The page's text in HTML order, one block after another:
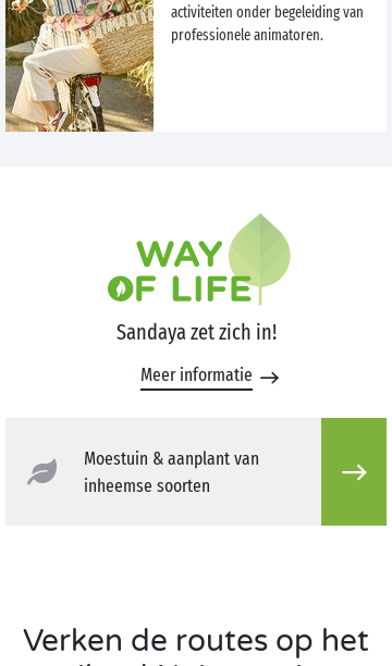
activiteiten onder begeleiding van
professionele animatoren.
Sandaya zet zich in!
Meer informatie
Moestuin & aanplant van
inheemse soorten
Verken de routes op het